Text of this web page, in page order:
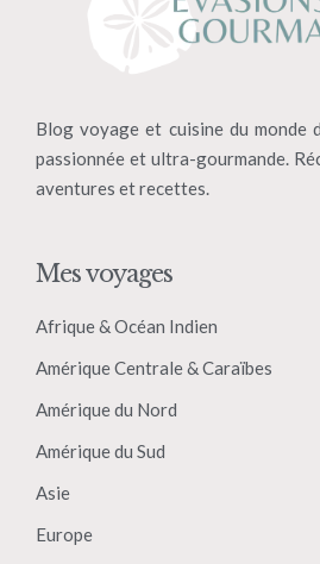
Blog voyage et cuisine du monde
passionnée et ultra-gourmande.
aventures et recettes.
Mes voyages
Afrique & Océan Indien
Amérique Centrale & Caraïbes
Amérique du Nord
Amérique du Sud
Asie
Europe